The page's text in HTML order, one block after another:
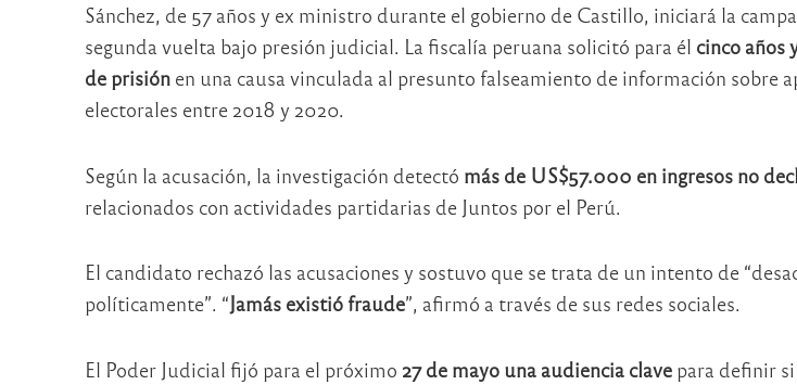
Sánchez, de 57 años y ex ministro durante el gobierno de Castillo, iniciará la
segunda vuelta bajo presión judicial. La fiscalía peruana solicitó para él cinco años
de prisiónen una causa vinculada al presunto falseamiento de información sobre
electorales entre 2018 y 2020.
Según la acusación, la investigación detectó más de US$57.000 en ingresos no
relacionados con actividades partidarias de Juntos por el Perú.
El candidato rechazó las acusaciones y sostuvo que se trata de un intento de
políticamente”. “Jamás existió fraude”, afirmó a través de sus redes sociales.
El Poder Judicial fijó para el próximo 27 de mayo una audiencia clavepara definir si